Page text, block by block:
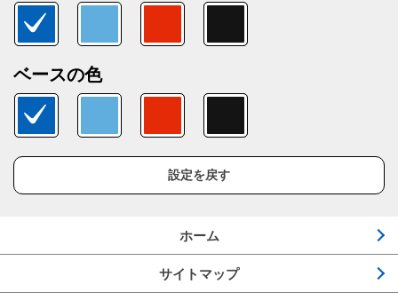
ベースの色
設定を戻す
ホーム
サイトマップ